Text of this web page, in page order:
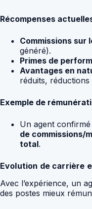
Récompenses
Commissions sur
généré).
Primes de
Avantages en
réduits,
Exemple de
Un agent
de commissions/
total.
Evolution de carrière
Avec l’expérience, un
des postes mieux